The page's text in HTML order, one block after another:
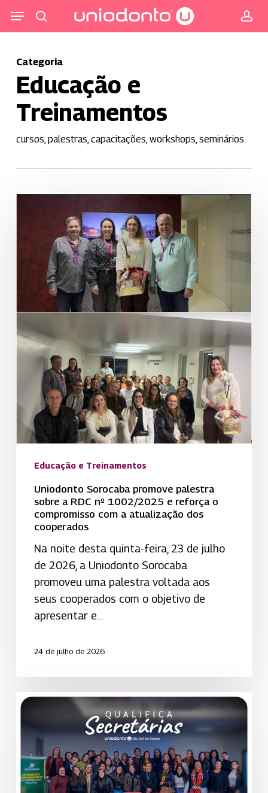
para
conteúdo
principal
Menu
Categoria
Educação e
Treinamentos
cursos, palestras, capacitações, workshops, seminários
promove
palestra
sobre
1002/2025
e
reforça
compromisso
com
cooperados
Educação e Treinamentos
Uniodonto Sorocaba promove palestra
sobre a RDC nº 1002/2025 e reforça o
compromisso com a atualização dos
cooperados
Na noite desta quinta-feira, 23 de julho
de 2026, a Uniodonto Sorocaba
promoveu uma palestra voltada aos
seus cooperados com o objetivo de
apresentar e…
24 de julho de 2026
Qualifica
da
Uniodonto
de
São